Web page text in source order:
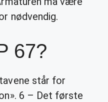
nødvendig.
67?
står for
6 – Det første